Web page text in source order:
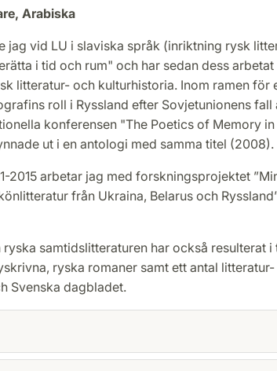
Arabiska
jag vid LU i slaviska språk (inriktning rysk
i tid och rum" och har sedan dess
litteratur- och kulturhistoria. Inom ramen för
roll i Ryssland efter Sovjetunionens fall
konferensen "The Poetics of Memory
ut i en antologi med samma titel (2008).
2015 arbetar jag med forskningsprojektet
från Ukraina, Belarus och
samtidslitteraturen har också resulterat i
ryska romaner samt ett antal
Svenska dagbladet.